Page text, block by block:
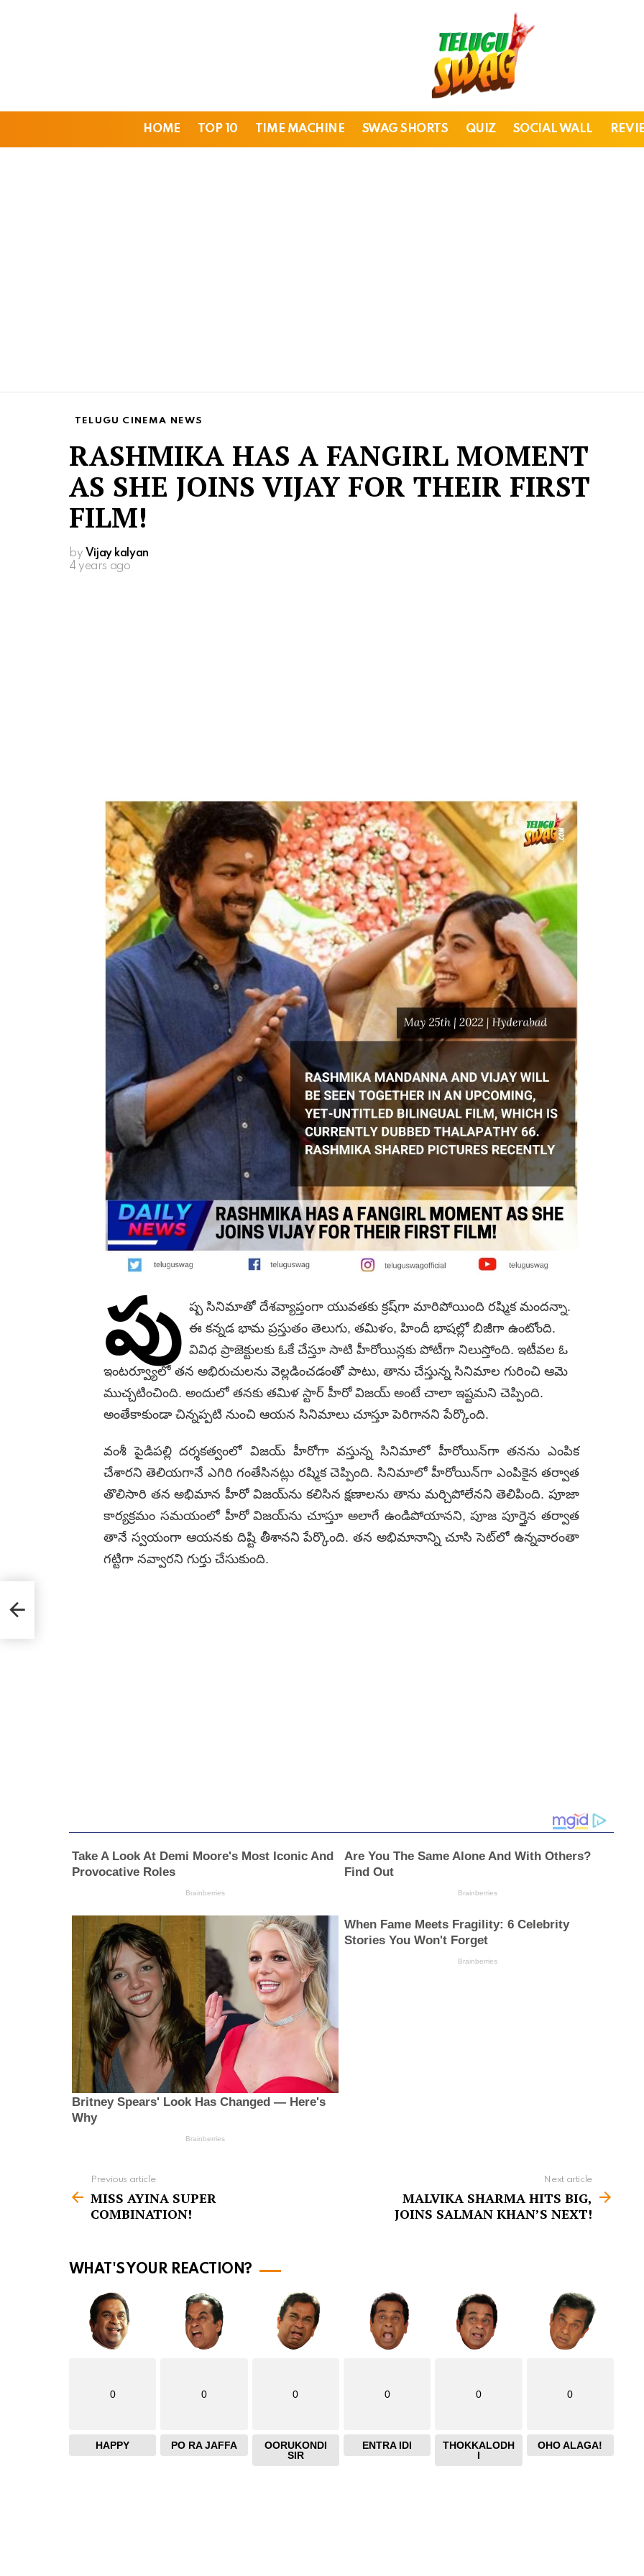
HOME TOP 10 TIME MACHINE SWAG SHORTS QUIZ SOCIAL WALL
TELUGU CINEMA NEWS
RASHMIKA HAS A FANGIRL MOMENT
AS SHE JOINS VIJAY FOR THEIR FIRST
FILM!
by Vijay kalyan
4 years ago
పు ష్ప సినిమాతో దేశవ్యాప్తంగా యువతకు క్రష్‌గా మారిపోయింది రష్మిక మందన్నా.
ఈ కన్నడ భామ ప్రస్తుతం తెలుగు, తమిళం, హిందీ భాషల్లో బిజీగా ఉంటోంది.
వివిధ ప్రాజెక్టులకు ఓకే చేస్తూ సాటి హీరోయిన్లకు పోటీగా నిలుస్తోంది. ఇటీవల ఓ
ఇంటర్వ్యూలో తన అభిరుచులను వెల్లడించడంతో పాటు, తాను చేస్తున్న సినిమాల గురించి ఆమె
ముచ్చటించింది. అందులో తనకు తమిళ స్టార్ హీరో విజయ్ అంటే చాలా ఇష్టమని చెప్పింది.
అంతేకాకుండా చిన్నప్పటి నుంచి ఆయన సినిమాలు చూస్తూ పెరిగానని పేర్కొంది.
వంశీ పైడిపల్లి దర్శకత్వంలో విజయ్ హీరోగా వస్తున్న సినిమాలో హీరోయిన్‌గా తనను ఎంపిక
చేశారని తెలియగానే ఎగిరి గంతేసినట్లు రష్మిక చెప్పింది. సినిమాలో హీరోయిన్‌గా ఎంపికైన తర్వాత
తొలిసారి తన అభిమాన హీరో విజయ్‌ను కలిసిన క్షణాలను తాను మర్చిపోలేనని తెలిపింది. పూజా
కార్యక్రమం సమయంలో హీరో విజయ్‌ను చూస్తూ అలాగే ఉండిపోయానని, పూజ పూర్తైన తర్వాత
తానే స్వయంగా ఆయనకు దిష్టి తీశానని పేర్కొంది. తన అభిమానాన్ని చూసి సెట్‌లో ఉన్నవారంతా
గట్టిగా నవ్వారని గుర్తు చేసుకుంది.
e
o
Previous article
MISS AYINA SUPER
COMBINATION!
Next article
MALVIKA SHARMA HITS BIG,
JOINS SALMAN KHAN’S NEXT!
WHAT'S YOUR REACTION?
0
HAPPY
0
PO RA JAFFA
0
OORUKONDI
SIR
0
ENTRA IDI
0
THOKKALODH
I
0
OHO ALAGA!